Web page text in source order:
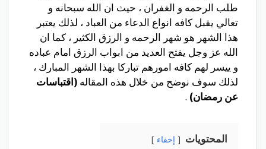
طلب الرحمه و الغفران ، حيث ان الله سبحانه و
تعالي يقبل كافه انواع الدعاء من العباد ، لذلك يعتبر
هذا الشهر هو شهر الرحمه و الرزق الكثير ، كما ان
الله عز وجل يفتح العديد من ابواب الرزق امام عباده
و ييسر لهم كافه امورهم تباركا بهذا الشهر المبارك ،
لذلك سوف نوضح من خلال هذه المقاله (اقتباسات
عن رمضان) .
المحتويات إخفاء